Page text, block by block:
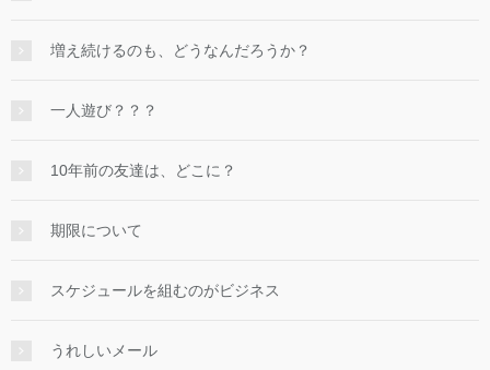
増え続けるのも、どうなんだろうか？
一人遊び？？？
10年前の友達は、どこに？
期限について
スケジュールを組むのがビジネス
うれしいメール